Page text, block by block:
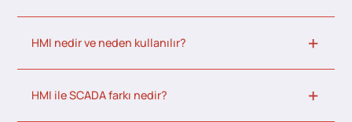
HMI nedir ve neden kullanılır?
HMI ile SCADA farkı nedir?